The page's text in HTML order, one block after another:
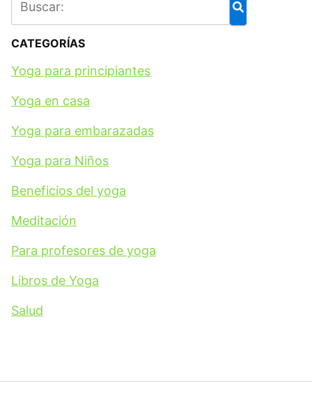
CATEGORÍAS
Yoga para principiantes
Yoga en casa
Yoga para embarazadas
Yoga para Niños
Beneficios del yoga
Meditación
Para profesores de yoga
Libros de Yoga
Salud